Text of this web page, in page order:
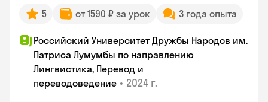
5 от 1590 ₽ за урок 3 года опыта
Российский Университет Дружбы Народов им.
Патриса Лумумбы по направлению
Лингвистика, Перевод и
переводоведение • 2024 г.